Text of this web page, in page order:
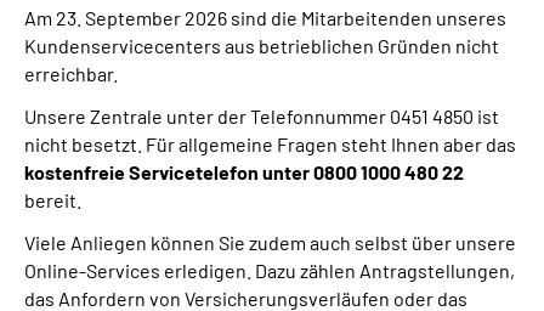
Über uns
Online-Services
Inhalte in Gebärdensprache (DGS)
Leichte Sprache
Suche
Am 23. September 2026 sind die Mitarbeitenden unseres
Kundenservicecenters aus betrieblichen Gründen nicht
erreichbar.
Unsere Zentrale unter der Telefonnummer 0451 4850 ist
nicht besetzt. Für allgemeine Fragen steht Ihnen aber das
kostenfreie Servicetelefon unter 0800 1000 480 22
bereit.
Viele Anliegen können Sie zudem auch selbst über unsere
Online-Services erledigen. Dazu zählen Antragstellungen,
das Anfordern von Versicherungsverläufen oder das